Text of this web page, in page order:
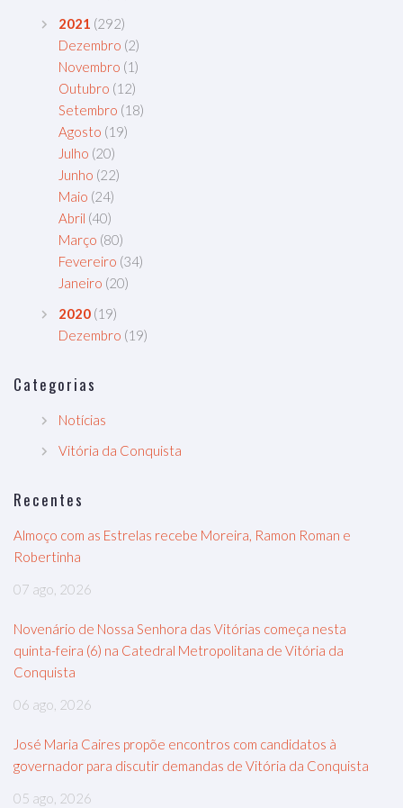
2021 (292)
Dezembro (2)
Novembro (1)
Outubro (12)
Setembro (18)
Agosto (19)
Julho (20)
Junho (22)
Maio (24)
Abril (40)
Março (80)
Fevereiro (34)
Janeiro (20)
2020 (19)
Dezembro (19)
Categorias
Notícias
Vitória da Conquista
Recentes
Almoço com as Estrelas recebe Moreira, Ramon Roman e
Robertinha
07 ago, 2026
Novenário de Nossa Senhora das Vitórias começa nesta
quinta-feira (6) na Catedral Metropolitana de Vitória da
Conquista
06 ago, 2026
José Maria Caires propõe encontros com candidatos à
governador para discutir demandas de Vitória da Conquista
05 ago, 2026